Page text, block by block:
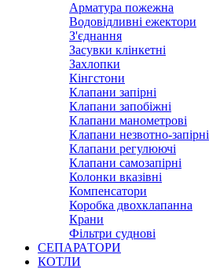
Арматура пожежна
Водовідливні ежектори
З'єднання
Засувки клінкетні
Захлопки
Кінгстони
Клапани запірні
Клапани запобіжні
Клапани манометрові
Клапани незвотно-запірні
Клапани регулюючі
Клапани самозапірні
Колонки вказівні
Компенсатори
Коробка двохклапанна
Крани
Фільтри суднові
СЕПАРАТОРИ
КОТЛИ